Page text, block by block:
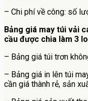
– Chi phí về công: số
Bảng giá may túi vải
cầu được chia làm 3
– Bảng giá túi trơn
– Bảng giá in lên túi
cần giá thành rẻ, sản